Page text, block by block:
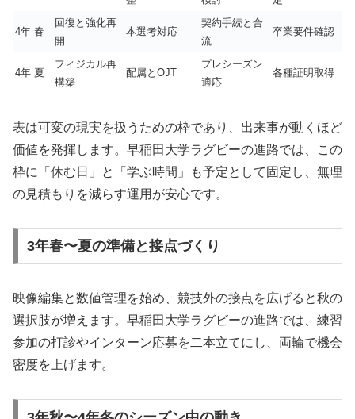
4年 春
回復と強化再
開
本選考対応
契約手続と合
流
卒業要件確認
4年 夏
フィジカル再
構築
配属とOJT
プレシーズン
適応
各種証明取得
表は可変の現実を扱うための枠であり、出来事が動くほど
価値を発揮します。早稲田大学ラグビーの進路では、この
枠に「休む日」と「学ぶ時間」も予定として固定し、無理
の見積もりを減らす運用が安心です。
3年春〜夏の準備と接点づくり
映像編集と数値管理を始め、競技外の接点を広げると秋の
選択肢が増えます。早稲田大学ラグビーの進路では、練習
参加の打診やインターン応募を二本立てにし、両輪で機会
密度を上げます。